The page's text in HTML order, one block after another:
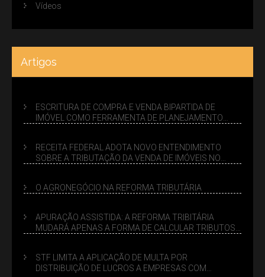
Vídeos
Artigos
ESCRITURA DE COMPRA E VENDA BIPARTIDA DE
IMÓVEL COMO FERRAMENTA DE PLANEJAMENTO
RECEITA FEDERAL ADOTA NOVO ENTENDIMENTO
SOBRE A TRIBUTAÇÃO DA VENDA DE IMÓVEIS NO
O AGRONEGÓCIO NA REFORMA TRIBUTÁRIA
APURAÇÃO ASSISTIDA: A REFORMA TRIBITÁRIA
MUDARÁ APENAS A FORMA DE CALCULAR TRIBUTOS
STF LIMITA A APLICAÇÃO DE MULTA POR
DISTRIBUIÇÃO DE LUCROS A EMPRESAS COM